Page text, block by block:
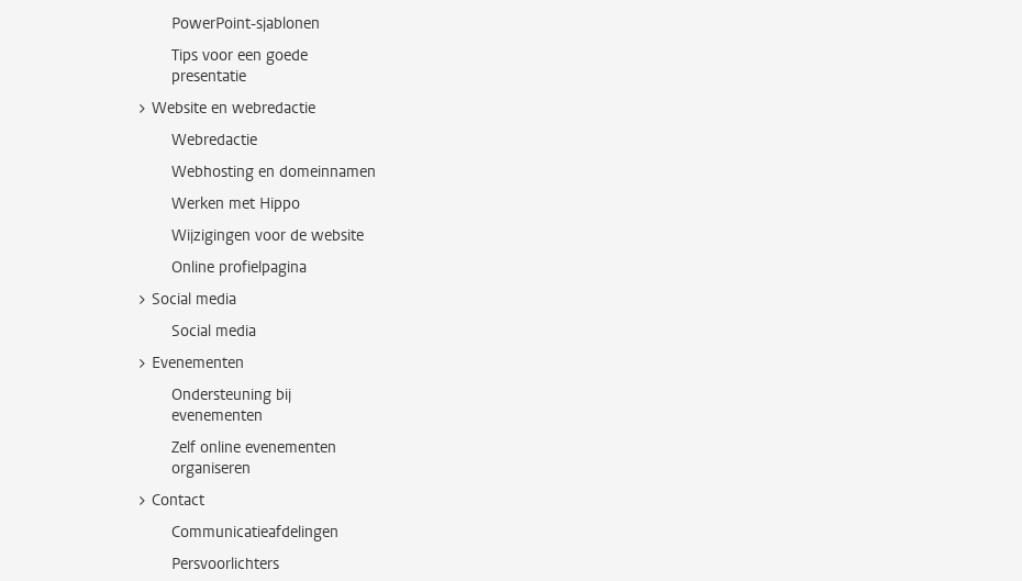
PowerPoint-sjablonen
Tips voor een goede
presentatie
Website en webredactie
Webredactie
Webhosting en domeinnamen
Werken met Hippo
Wijzigingen voor de website
Online profielpagina
Social media
Social media
Evenementen
Ondersteuning bij
evenementen
Zelf online evenementen
organiseren
Contact
Communicatieafdelingen
Persvoorlichters